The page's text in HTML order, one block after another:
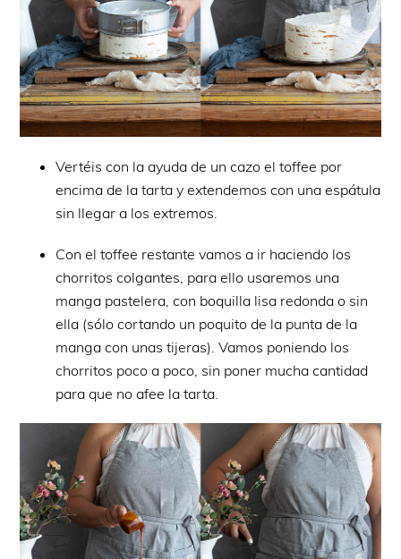
Vertéis con la ayuda de un cazo el toffee por
encima de la tarta y extendemos con una espátula
sin llegar a los extremos.
Con el toffee restante vamos a ir haciendo los
chorritos colgantes, para ello usaremos una
manga pastelera, con boquilla lisa redonda o sin
ella (sólo cortando un poquito de la punta de la
manga con unas tijeras). Vamos poniendo los
chorritos poco a poco, sin poner mucha cantidad
para que no afee la tarta.